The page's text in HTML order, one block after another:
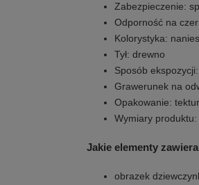
Zabezpieczenie:
Odporność na
Kolorystyka:
Tył: drewno
Sposób
Grawerunek na
Opakowanie:
Wymiary
Jakie elementy
obrazek